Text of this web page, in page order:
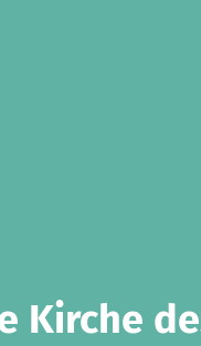
Kirche